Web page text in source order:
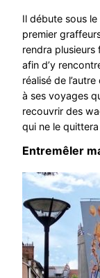
Il débute sous
premier
rendra
afin d’y
réalisé de
à ses voyages
recouvrir des
qui ne le quittera
Entremêler